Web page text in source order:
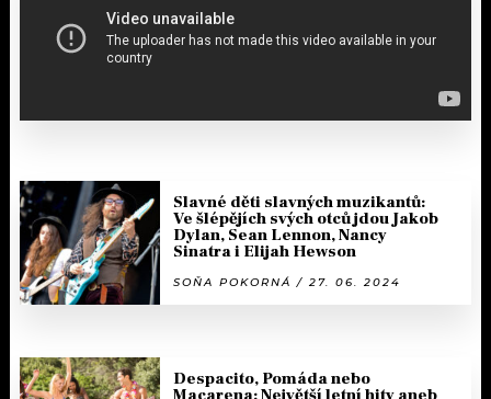
Slavné děti slavných muzikantů:
Ve šlépějích svých otců jdou Jakob
Dylan, Sean Lennon, Nancy
Sinatra i Elijah Hewson
SOŇA POKORNÁ / 27. 06. 2024
Despacito, Pomáda nebo